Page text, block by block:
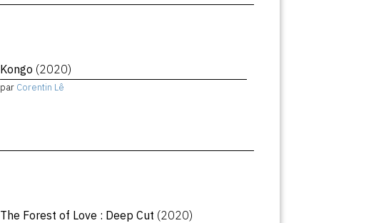
Kongo (2020)
par Corentin Lê
The Forest of Love : Deep Cut (2020)